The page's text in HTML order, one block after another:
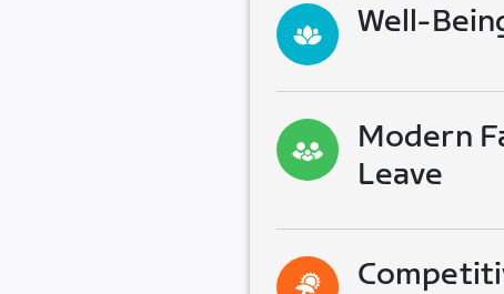
Well-
Modern
Leave